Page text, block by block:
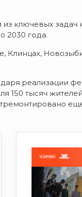
ключевых задач
2030 года.
Клинцах,
реализации
150 тысяч